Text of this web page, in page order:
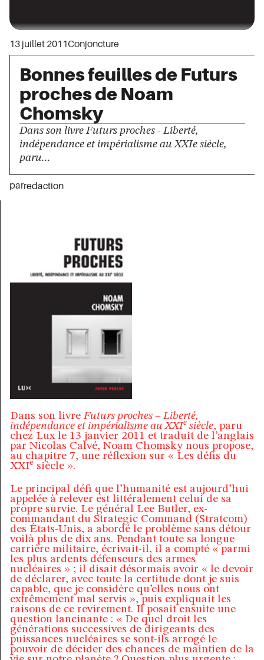
13 juillet 2011Conjoncture
Bonnes feuilles de Futurs
proches de Noam
Chomsky
Dans son livre Futurs proches - Liberté,
indépendance et impérialisme au XXIe siècle,
paru...
parredaction
Dans son livreFuturs proches – Liberté,
indépendance et impérialisme au XXIe siècle, paru
chez Lux le 13 janvier 2011 et traduit de l’anglais
par Nicolas Calvé, Noam Chomsky nous propose,
au chapitre 7, une réflexion sur « Les défis du
XXIe siècle ».
Le principal défi que l’humanité est aujourd’hui
appelée à relever est littéralement celui de sa
propre survie. Le général Lee Butler, ex-
commandant du Strategic Command (Stratcom)
des États-Unis, a abordé le problème sans détour
voilà plus de dix ans. Pendant toute sa longue
carrière militaire, écrivait-il, il a compté « parmi
les plus ardents défenseurs des armes
nucléaires » ; il disait désormais avoir « le devoir
de déclarer, avec toute la certitude dont je suis
capable, que je considère qu’elles nous ont
extrêmement mal servis », puis expliquait les
raisons de ce revirement. Il posait ensuite une
question lancinante : « De quel droit les
générations successives de dirigeants des
puissances nucléaires se sont-ils arrogé le
pouvoir de décider des chances de maintien de la